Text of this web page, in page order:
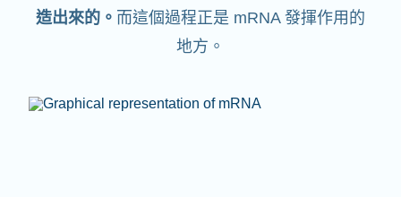
造出來的。 而這個過程正是 mRNA 發揮作用的
地方。